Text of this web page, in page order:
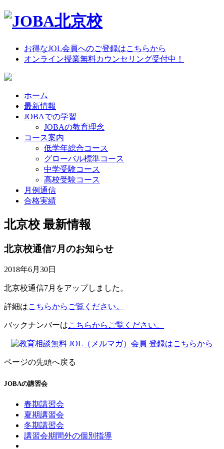
お得なJOL会員へのご登録はこちらから
オンライン授業無料カウンセリング受付中！
ホーム
最新情報
JOBAでの学習
JOBAの教育理念
コース案内
低学年総合コース
グローバル標準コース
中学受験コース
高校受験コース
月例通信
合格実績
北京校 最新情報
北京校通信7月のお知らせ
2018年6月30日
北京校通信7月をアップしました。
詳細はこちらからご覧ください。
バックナンバーはこちらからご覧ください。
ページの先頭へ戻る
JOBAの講習会
春期講習会
夏期講習会
冬期講習会
講習会期間外の個別指導